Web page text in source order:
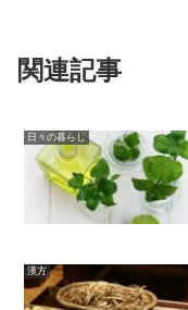
関連記事
日々の暮らし
漢方